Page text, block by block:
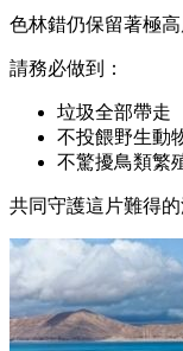
色林錯仍保留著極高
請務必做到：
垃圾全部帶走
不投餵野生動
不驚擾鳥類繁
共同守護這片難得的